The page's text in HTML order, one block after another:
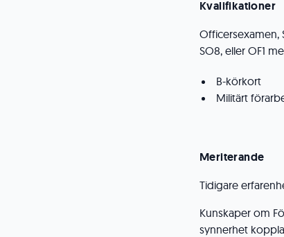
Kvalifikationer
Officersexamen,
SO8, eller OF1
B-körkort
Militärt
Meriterande
Tidigare
Kunskaper om
synnerhet